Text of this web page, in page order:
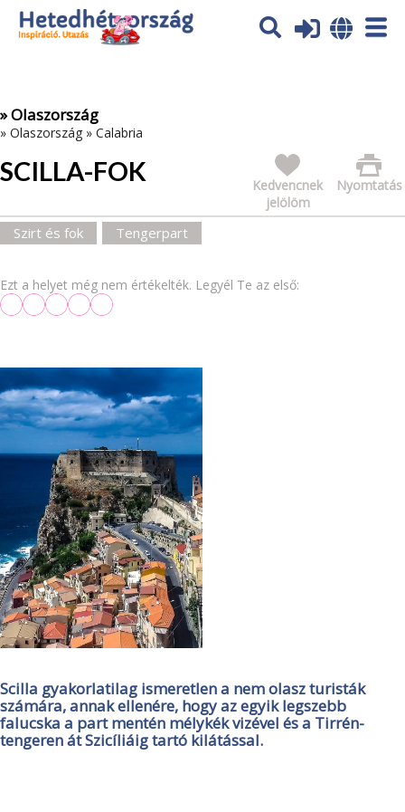
Az oldal sütiket (cookies) használ. További tájékoztatás itt:
Adatvédelmi tájékoztató
» Olaszország
» Olaszország » Calabria
SCILLA-FOK Nyomtatás
Kedvencnek
jelölöm
Szirt és fok Tengerpart
Ezt a helyet még nem értékelték. Legyél Te az első:
Scilla gyakorlatilag ismeretlen a nem olasz turisták
számára, annak ellenére, hogy az egyik legszebb
falucska a part mentén mélykék vizével és a Tirrén-
tengeren át Szicíliáig tartó kilátással.